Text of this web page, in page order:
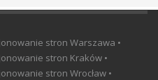
stron Warszawa •
stron Kraków •
stron Wrocław •